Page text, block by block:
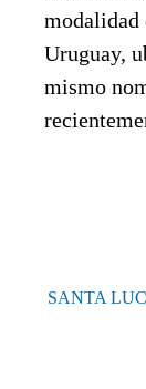
Uruguay,
mismo
SANTA